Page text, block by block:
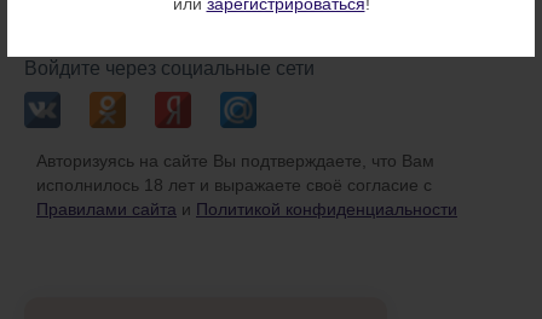
Войдите через социальные сети
Авторизуясь на сайте Вы подтверждаете, что Вам
исполнилось 18 лет и выражаете своё согласие с
Правилами сайта и Политикой конфиденциальности